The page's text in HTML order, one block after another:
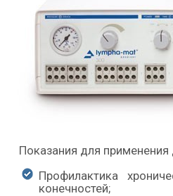
Показания для применения
Профилактика
конечностей;